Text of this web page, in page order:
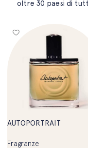
oltre 30 paesi di
AUTOPORTRAIT
Fragranze